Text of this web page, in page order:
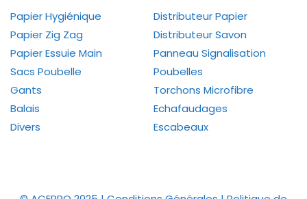
Papier Hygiénique
Papier Zig Zag
Papier Essuie Main
Sacs Poubelle
Gants
Balais
Divers
Distributeur Papier
Distributeur Savon
Panneau Signalisation
Poubelles
Torchons Microfibre
Echafaudages
Escabeaux